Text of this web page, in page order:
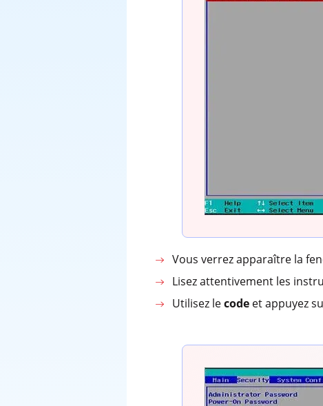
Vous verrez apparaître la
Lisez attentivement les
Utilisez lecode et appuyez